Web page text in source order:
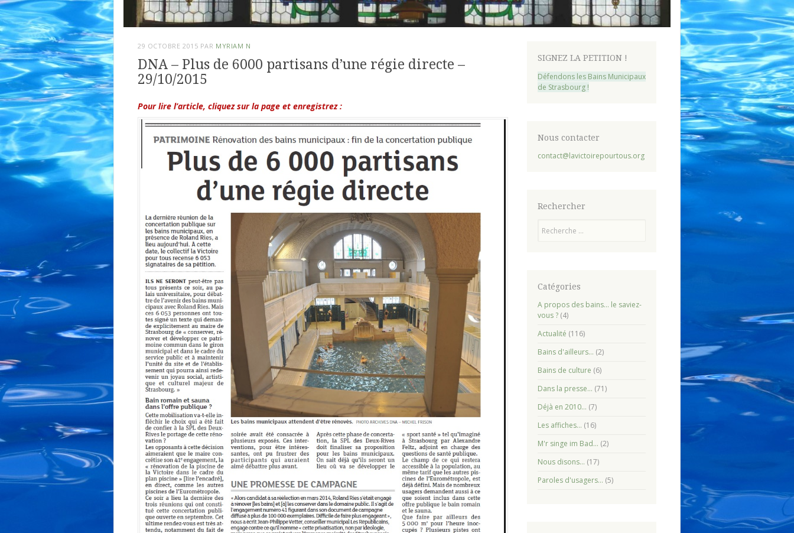
29 OCTOBRE 2015 PAR MYRIAM N
DNA – Plus de 6000 partisans d’une régie directe –
29/10/2015
Pour lire l’article, cliquez sur la page et enregistrez :
SIGNEZ LA PETITION !
Défendons les Bains Municipaux
de Strasbourg !
Nous contacter
contact@lavictoirepourtous.org
Rechercher
Catégories
A propos des bains… le saviez-
vous ?(4)
Actualité (116)
Bains d'ailleurs… (2)
Bains de culture (6)
Dans la presse… (71)
Déjà en 2010… (7)
Les affiches… (16)
M'r singe im Bad… (2)
Nous disons… (17)
Paroles d'usagers… (5)